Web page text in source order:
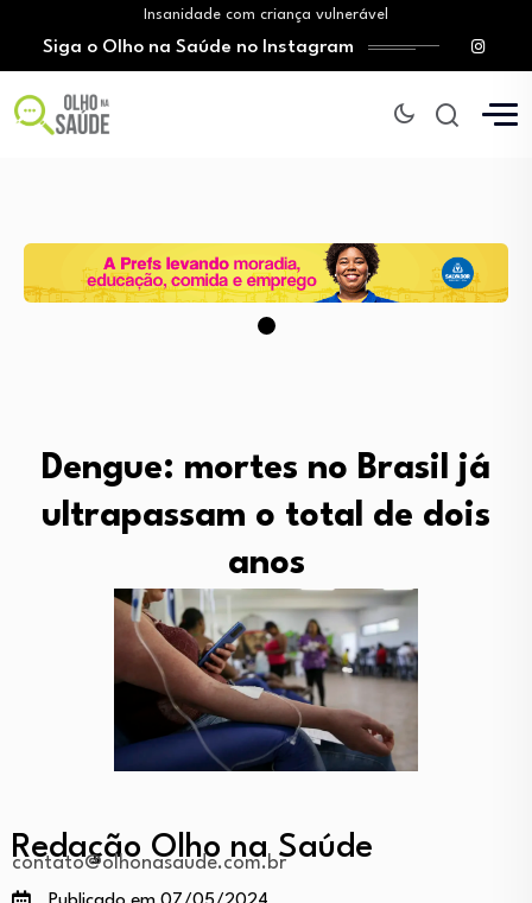
Insanidade com criança vulnerável
Vício em apostas: SUS amplia atendimento e…
Tratamento do câncer de mama e a…
O Monte Tabor entrega à Bahia um…
Mitos sobre a testosterona colocam em risco…
Siga o Olho na Saúde no Instagram
Dengue: mortes no Brasil já
ultrapassam o total de dois
anos
Redação Olho na Saúde
contato@olhonasaude.com.br